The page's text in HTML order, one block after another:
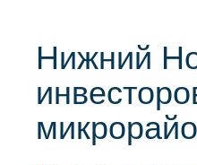
Нижний